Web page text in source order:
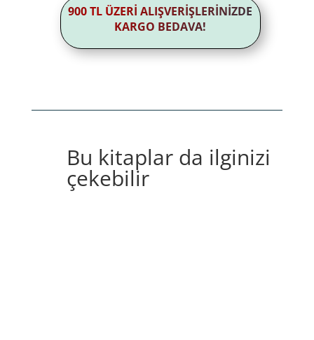
900 TL ÜZERİ ALIŞVERİŞLERİNİZDE
KARGO BEDAVA!
Bu kitaplar da ilginizi
çekebilir